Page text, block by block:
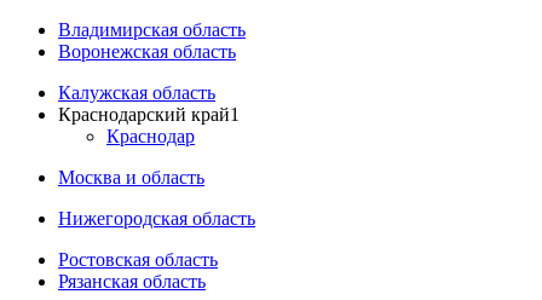
Владимирская область
Воронежская область
Калужская область
Краснодарский край1
Краснодар
Москва и область
Нижегородская область
Ростовская область
Рязанская область